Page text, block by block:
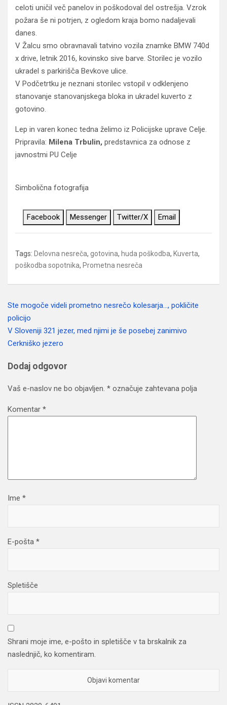
celoti uničil več panelov in poškodoval del ostrešja. Vzrok
požara še ni potrjen, z ogledom kraja bomo nadaljevali
danes.
V Žalcu smo obravnavali tatvino vozila znamke BMW 740d
x drive, letnik 2016, kovinsko sive barve. Storilec je vozilo
ukradel s parkirišča Bevkove ulice.
V Podčetrtku je neznani storilec vstopil v odklenjeno
stanovanje stanovanjskega bloka in ukradel kuverto z
gotovino.
Lep in varen konec tedna želimo iz Policijske uprave Celje.
Pripravila: Milena Trbulin, predstavnica za odnose z
javnostmi PU Celje
Simbolična fotografija
Facebook Messenger Twitter/X Email
Tags: Delovna nesreča, gotovina, huda poškodba, Kuverta,
poškodba sopotnika, Prometna nesreča
Navigacija
prispevka
Ste mogoče videli prometno nesrečo kolesarja…, pokličite
policijo
V Sloveniji 321 jezer, med njimi je še posebej zanimivo
Cerkniško jezero
Dodaj odgovor
Vaš e-naslov ne bo objavljen. * označuje zahtevana polja
Komentar *
Ime *
E-pošta *
Spletišče
Shrani moje ime, e-pošto in spletišče v ta brskalnik za
naslednjič, ko komentiram.